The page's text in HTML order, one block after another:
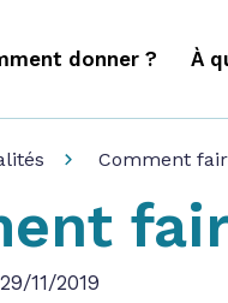
donner ? À
Comment
11/2019